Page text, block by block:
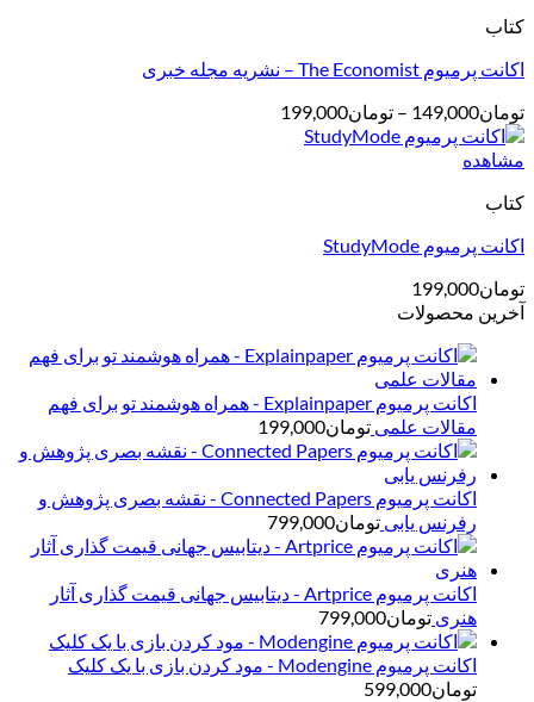
کتاب
اکانت پرمیوم The Economist – نشریه مجله خبری
تومان149,000
– تومان199,000
مشاهده
کتاب
اکانت پرمیوم StudyMode
تومان199,000
آخرین محصولات
اکانت پرمیوم Explainpaper - همراه هوشمند تو برای فهم
مقالات علمی تومان199,000
اکانت پرمیوم Connected Papers - نقشه بصری پژوهش و
رفرنس یابی تومان799,000
اکانت پرمیوم Artprice - دیتابیس جهانی قیمت ‌گذاری آثار
هنری تومان799,000
اکانت پرمیوم Modengine - مود کردن بازی با یک کلیک
تومان599,000